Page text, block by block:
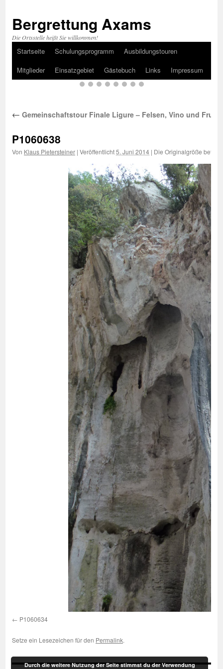
Bergrettung Axams
Die Ortsstelle heißt Sie willkommen!
Zum
Inhalt
Startseite Schulungsprogramm
Ausbildungstouren
Mitglieder
Einsatzgebiet Gästebuch Links Impressum
← Gemeinschaftstour Finale Ligure – Felsen, Vino und Frutti
P1060638
Von Klaus Pietersteiner | Veröffentlicht5. Juni 2014 | Die Originalgröße
P1060634
Setze ein Lesezeichen für den Permalink.
Durch die weitere Nutzung der Seite stimmst du der Verwendung